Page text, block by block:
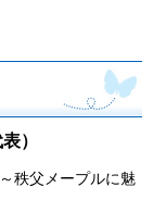
）
父メープルに魅